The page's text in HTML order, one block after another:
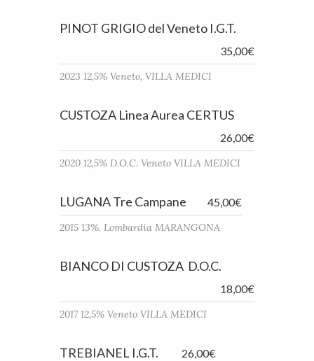
PINOT GRIGIO del Veneto I.G.T.
35,00€
2023 12,5% Veneto, VILLA MEDICI
CUSTOZA Linea Aurea CERTUS
26,00€
2020 12,5% D.O.C. Veneto VILLA MEDICI
LUGANA Tre Campane 45,00€
2015 13%. Lombardia MARANGONA
BIANCO DI CUSTOZA D.O.C.
18,00€
2017 12,5% Veneto VILLA MEDICI
TREBIANEL I.G.T. 26,00€